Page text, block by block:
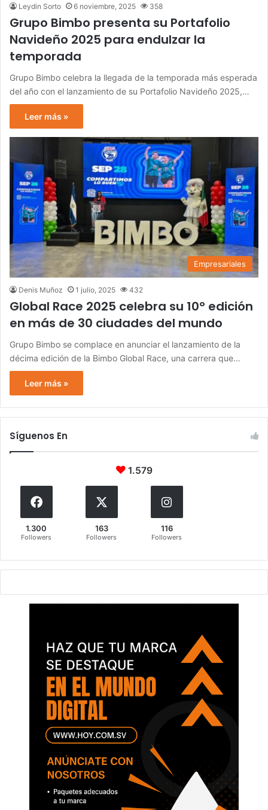
Leydin Sorto 6 noviembre, 2025 358
Grupo Bimbo presenta su Portafolio
Navideño 2025 para endulzar la
temporada
Grupo Bimbo celebra la llegada de la temporada más esperada
del año con el lanzamiento de su Portafolio Navideño 2025,…
Leer más »
Empresariales
Denis Muñoz 1 julio, 2025 432
Global Race 2025 celebra su 10° edición
en más de 30 ciudades del mundo
Grupo Bimbo se complace en anunciar el lanzamiento de la
décima edición de la Bimbo Global Race, una carrera que…
Leer más »
Síguenos En
1.579
1.300
Followers
163
Followers
116
Followers